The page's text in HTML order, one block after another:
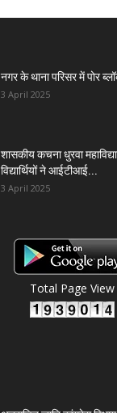
नगर के थाना परिसर में पोर
3 April 2025
शासकीय कचना धुरवा
विद्यार्थियों ने आईटीआई...
3 April 2025
Total Page View